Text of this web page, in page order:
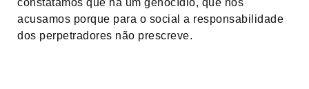
constatamos que há um genocídio, que nós
acusamos porque para o social a responsabilidade
dos perpetradores não prescreve.